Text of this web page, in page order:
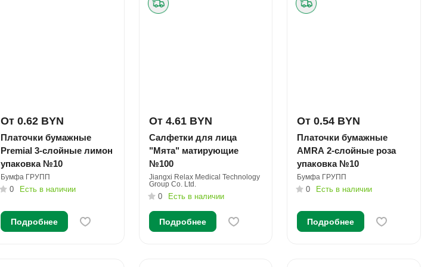
От 0.62 BYN
Платочки бумажные
Premial 3-слойные лимон
упаковка №10
Бумфа ГРУПП
0 Есть в наличии
Подробнее
От 4.61 BYN
Салфетки для лица
"Мята" матирующие
№100
Jiangxi Relax Medical Technology
Group Co. Ltd.
0 Есть в наличии
Подробнее
От 0.54 BYN
Платочки бумажные
AMRA 2-слойные роза
упаковка №10
Бумфа ГРУПП
0 Есть в наличии
Подробнее